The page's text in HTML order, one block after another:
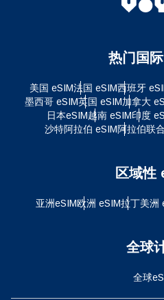
热门国
美国 eSIM法国 eSIM西班牙
墨西哥 eSIM英国 eSIM加拿大
日本eSIM越南 eSIM印度
沙特阿拉伯 eSIM阿拉伯联
区域性
亚洲eSIM欧洲 eSIM拉丁美洲
全球
全球